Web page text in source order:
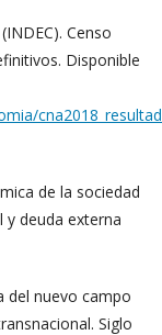
Censo
Disponible
de la sociedad
y deuda externa
del nuevo campo
Siglo